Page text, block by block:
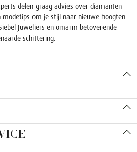
delen graag advies over diamanten
modetips om je stijl naar nieuwe hoogten
Juweliers en omarm betoverende
schittering.